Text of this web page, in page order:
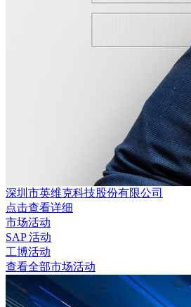
深圳市英维克科技股份有限公司
点击查看详细
市场活动
SAP 活动
工博活动
查看全部市场活动